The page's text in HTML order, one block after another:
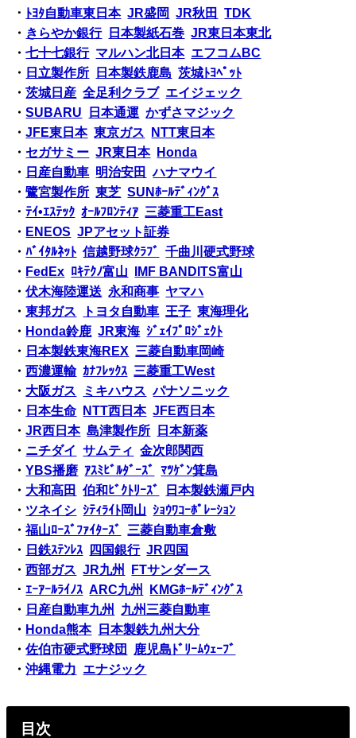
・ ﾄﾖﾀ自動車東日本 JR盛岡 JR秋田
TDK
・ きらやか銀行 日本製紙石巻 JR東日本東北
・七十七銀行 マルハン北日本 エフコムBC
・ 日立製作所 日本製鉄鹿島 茨城ﾄﾖﾍﾟｯﾄ
・茨城日産 全足利クラブ エイジェック
・SUBARU 日本通運 かずさマジック
・JFE東日本 東京ガス
NTT東日本
・ セガサミー JR東日本
Honda
・ 日産自動車 明治安田
ハナマウイ
・鷺宮製作所 東芝 SUNﾎｰﾙﾃﾞｨﾝｸﾞｽ
・ﾃｲ•ｴｽﾃｯｸ ｵｰﾙﾌﾛﾝﾃｨｱ 三菱重工East
・ ENEOS JPアセット証券
・ﾊﾞｲﾀﾙﾈｯﾄ 信越野球ｸﾗﾌﾞ
千曲川硬式野球
・ FedEx ﾛｷﾃｸﾉ富山
IMF BANDITS富山
・伏木海陸運送 永和商事 ヤマハ
・東邦ガス トヨタ自動車 王子 東海理化
・ Honda鈴鹿 JR東海 ｼﾞｪｲﾌﾟﾛｼﾞｪｸﾄ
・ 日本製鉄東海REX 三菱自動車岡崎
・西濃運輸 ｶﾅﾌﾚｯｸｽ 三菱重工West
・ 大阪ガス ミキハウス パナソニック
・ 日本生命 NTT西日本 JFE西日本
・JR西日本 島津製作所
日本新薬
・ ニチダイ サムティ
金次郎関西
・YBS播磨 ｱｽﾐﾋﾞﾙﾀﾞｰｽﾞ
ﾏﾂｹﾞﾝ箕島
・ 大和高田 伯和ﾋﾞｸﾄﾘｰｽﾞ
日本製鉄瀬戸内
・ ツネイシ ｼﾃｨﾗｲﾄ岡山 ｼｮｳﾜｺｰﾎﾟﾚｰｼｮﾝ
・福山ﾛｰｽﾞﾌｧｲﾀｰｽﾞ
三菱自動車倉敷
・ 日鉄ｽﾃﾝﾚｽ 四国銀行 JR四国
・西部ガス JR九州
FTサンダース
・ｴｰｱｰﾙﾗｲﾉｽ ARC九州
KMGﾎｰﾙﾃﾞｨﾝｸﾞｽ
・ 日産自動車九州
九州三菱自動車
・ Honda熊本
日本製鉄九州大分
・佐伯市硬式野球団
鹿児島ﾄﾞﾘｰﾑｳｪｰﾌﾞ
・沖縄電力 エナジック
目次